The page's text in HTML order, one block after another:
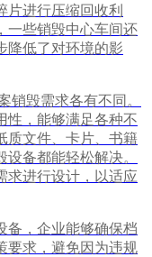
片进行压缩回收利
一些销毁中心车间还
降低了对环境的影
销毁需求各有不同。
性，能够满足各种不
质文件、卡片、书籍
备都能轻松解决。
求进行设计，以适应
备，企业能够确保档
要求，避免因为违规